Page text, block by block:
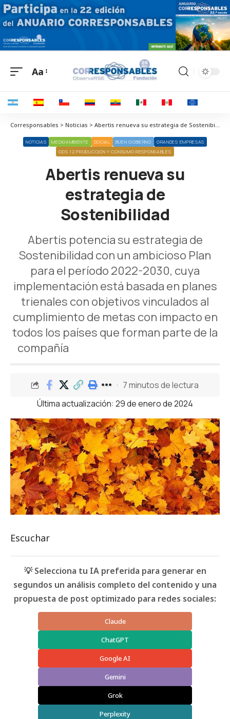
Aa
Corresponsables > Noticias > Abertis renueva su estrategia de Sostenibilidad
NOTICIAS MEDIOAMBIENTE SOCIAL BUEN GOBIERNO
GRANDES EMPRESAS
ODS 12 PRODUCCIÓN Y CONSUMO RESPONSABLES
Abertis renueva su
estrategia de
Sostenibilidad
Abertis potencia su estrategia de
Sostenibilidad con un ambicioso Plan
para el período 2022-2030, cuya
implementación está basada en planes
trienales con objetivos vinculados al
cumplimiento de metas con impacto en
todos los países que forman parte de la
compañía
Última actualización: 29 de enero de 2024
7 minutos de lectura
Escuchar
💡 Selecciona tu IA preferida para generar en
segundos un análisis completo del contenido y una
propuesta de post optimizado para redes sociales:
Claude
ChatGPT
Google AI
Gemini
Grok
Perplexity